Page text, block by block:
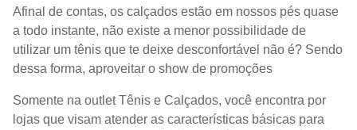
Afinal de contas, os calçados estão em nossos pés quase
a todo instante, não existe a menor possibilidade de
utilizar um tênis que te deixe desconfortável não é? Sendo
dessa forma, aproveitar o show de promoções
Somente na outlet Tênis e Calçados, você encontra por
lojas que visam atender as características básicas para